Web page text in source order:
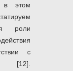
в этом
роли
с
[12].